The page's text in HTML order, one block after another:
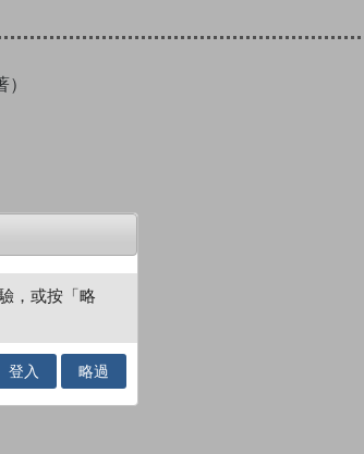
入閱讀紀錄
，或按「略
登入 略過